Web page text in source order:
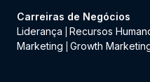
Carreiras de Negócios
Liderança
Recursos
Marketing
Growth